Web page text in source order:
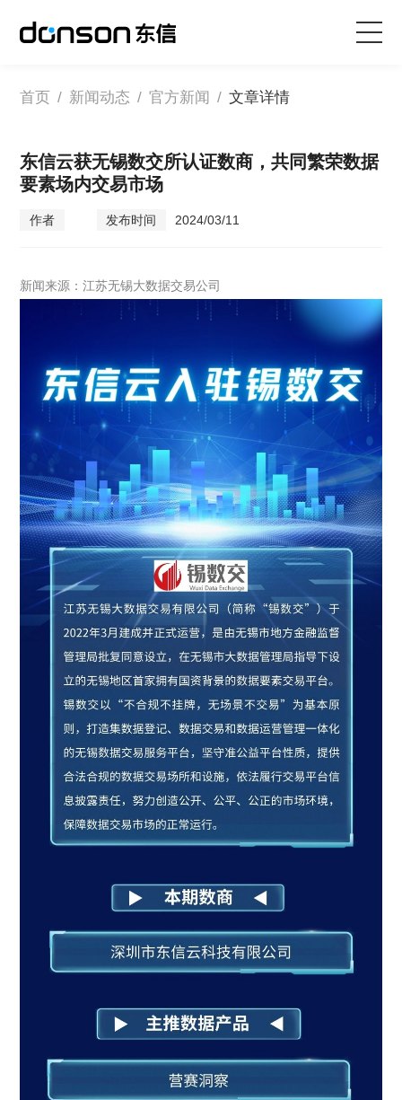
首页
关于东信
ESG
联系东信
首页 / 新闻动态 / 官方新闻 / 文章详情
东信云获无锡数交所认证数商，共同繁荣数据
要素场内交易市场
作者 发布时间 2024/03/11
新闻来源：江苏无锡大数据交易公司